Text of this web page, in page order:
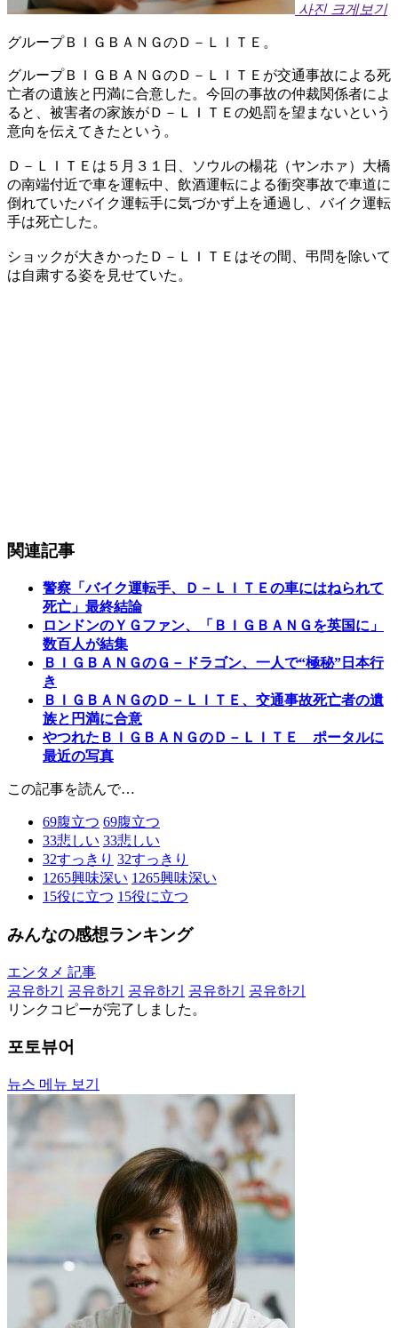
사진 크게보기
グループＢＩＧＢＡＮＧのＤ－ＬＩＴＥ。
グループＢＩＧＢＡＮＧのＤ－ＬＩＴＥが交通事故による死
亡者の遺族と円満に合意した。今回の事故の仲裁関係者によ
ると、被害者の家族がＤ－ＬＩＴＥの処罰を望まないという
意向を伝えてきたという。
Ｄ－ＬＩＴＥは５月３１日、ソウルの楊花（ヤンホァ）大橋
の南端付近で車を運転中、飲酒運転による衝突事故で車道に
倒れていたバイク運転手に気づかず上を通過し、バイク運転
手は死亡した。
ショックが大きかったＤ－ＬＩＴＥはその間、弔問を除いて
は自粛する姿を見せていた。
関連記事
警察「バイク運転手、Ｄ－ＬＩＴＥの車にはねられて
死亡」最終結論
ロンドンのＹＧファン、「ＢＩＧＢＡＮＧを英国に」
数百人が結集
ＢＩＧＢＡＮＧのＧ－ドラゴン、一人で“極秘”日本行
き
ＢＩＧＢＡＮＧのＤ－ＬＩＴＥ、交通事故死亡者の遺
族と円満に合意
やつれたＢＩＧＢＡＮＧのＤ－ＬＩＴＥ ポータルに
最近の写真
この記事を読んで…
69腹立つ 69腹立つ
33悲しい 33悲しい
32すっきり 32すっきり
1265興味深い 1265興味深い
15役に立つ 15役に立つ
みんなの感想ランキング
エンタメ 記事
공유하기
공유하기 공유하기 공유하기
공유하기
リンクコピーが完了しました。
포토뷰어
뉴스 메뉴 보기